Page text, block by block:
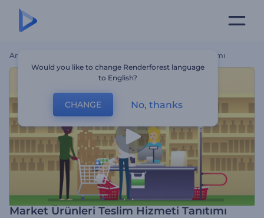
Ana Sayfa Market Ürünleri Teslim Hizmeti Tanıtımı
Market Ürünleri Teslim Hizmeti Tanıtımı
Would you like to change Renderforest language
to English?
CHANGE No, thanks